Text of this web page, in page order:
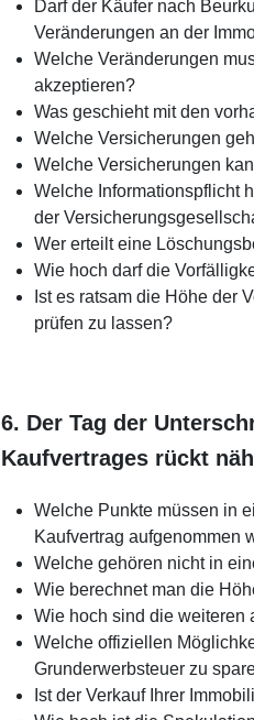
Darf der Käufer nach
Veränderungen an der
Welche Veränderungen
akzeptieren?
Was geschieht mit den
Welche Versicherungen
Welche Versicherungen
Welche Informationspflicht
der
Wer erteilt eine
Wie hoch darf die
Ist es ratsam die Höhe der
prüfen zu lassen?
6. Der Tag der
Kaufvertrages rückt
Welche Punkte müssen in
Kaufvertrag aufgenommen
Welche gehören nicht in
Wie berechnet man die
Wie hoch sind die weiteren
Welche offiziellen
Grunderwerbsteuer zu
Ist der Verkauf Ihrer